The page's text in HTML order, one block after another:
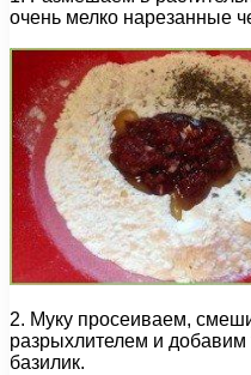
очень мелко нарезанные
2. Муку просеиваем,
разрыхлителем и
базилик.